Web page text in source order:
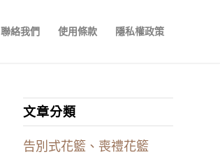
聯絡我們 使用條款 隱私權政策
文章分類
告別式花籃、喪禮花籃